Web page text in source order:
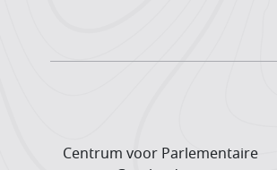
Centrum voor Parlementaire